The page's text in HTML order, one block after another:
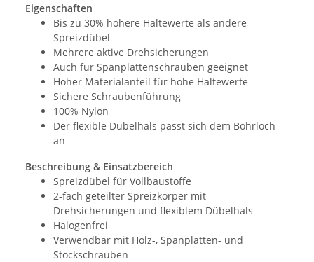
Eigenschaften
Bis zu 30% höhere Haltewerte als andere
Spreizdübel
Mehrere aktive Drehsicherungen
Auch für Spanplattenschrauben geeignet
Hoher Materialanteil für hohe Haltewerte
Sichere Schraubenführung
100% Nylon
Der flexible Dübelhals passt sich dem Bohrloch
an
Beschreibung & Einsatzbereich
Spreizdübel für Vollbaustoffe
2-fach geteilter Spreizkörper mit
Drehsicherungen und flexiblem Dübelhals
Halogenfrei
Verwendbar mit Holz-, Spanplatten- und
Stockschrauben